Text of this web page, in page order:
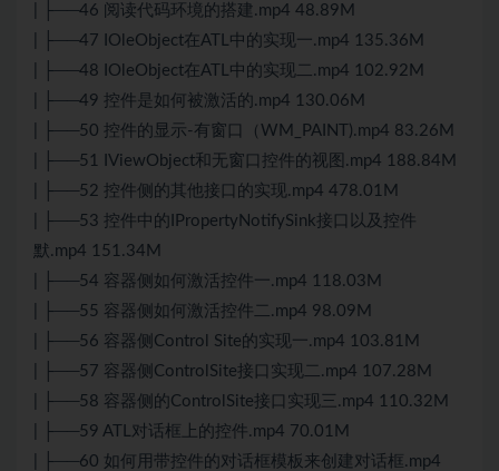
| ├──46 阅读代码环境的搭建.mp4 48.89M
| ├──47 IOleObject在ATL中的实现一.mp4 135.36M
| ├──48 IOleObject在ATL中的实现二.mp4 102.92M
| ├──49 控件是如何被激活的.mp4 130.06M
| ├──50 控件的显示-有窗口（WM_PAINT).mp4 83.26M
| ├──51 IViewObject和无窗口控件的视图.mp4 188.84M
| ├──52 控件侧的其他接口的实现.mp4 478.01M
| ├──53 控件中的IPropertyNotifySink接口以及控件
默.mp4 151.34M
| ├──54 容器侧如何激活控件一.mp4 118.03M
| ├──55 容器侧如何激活控件二.mp4 98.09M
| ├──56 容器侧Control Site的实现一.mp4 103.81M
| ├──57 容器侧ControlSite接口实现二.mp4 107.28M
| ├──58 容器侧的ControlSite接口实现三.mp4 110.32M
| ├──59 ATL对话框上的控件.mp4 70.01M
| ├──60 如何用带控件的对话框模板来创建对话框.mp4